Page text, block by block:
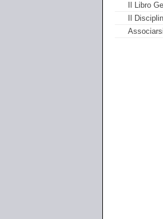
Il Libro
Il
Associarsi